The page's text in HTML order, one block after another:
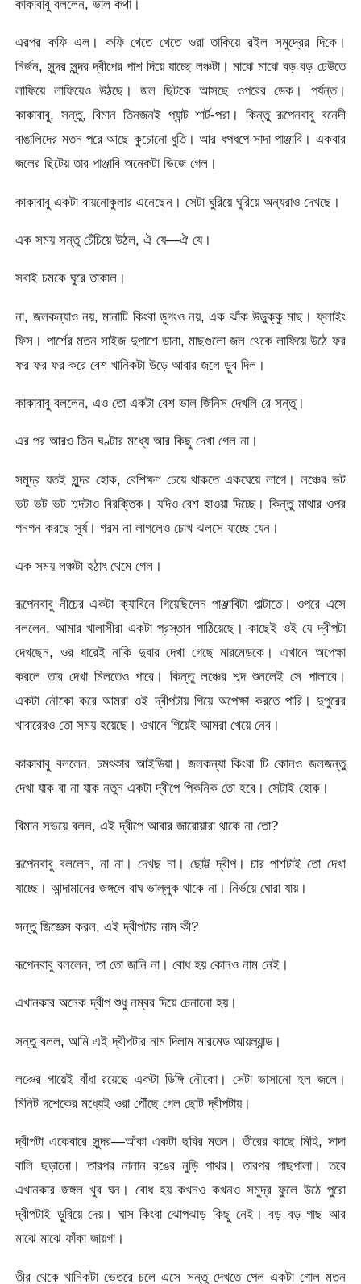
কাকাবাবু বললেন, ভাল কথা।
এরপর কফি এল। কফি খেতে খেতে ওরা তাকিয়ে রইল সমুদ্রের দিকে।
নির্জন, সুন্দর সুন্দর দ্বীপের পাশ দিয়ে যাচ্ছে লঞ্চটা। মাঝে মাঝে বড় বড় ঢেউতে
লাফিয়ে লাফিয়েও উঠছে। জল ছিটকে আসছে ওপরের ডেক। পর্যন্ত।
কাকাবাবু, সন্তু, বিমান তিনজনই প্যান্ট শার্ট-পরা। কিন্তু রূপেনবাবু বনেদী
বাঙালিদের মতন পরে আছে কুচোনো ধুতি। আর ধপধপে সাদা পাঞ্জাবি। একবার
জলের ছিটেয় তার পাঞ্জাবি অনেকটা ভিজে গেল।
কাকাবাবু একটা বায়নোকুলার এনেছেন। সেটা ঘুরিয়ে ঘুরিয়ে অন্যরাও দেখছে।
এক সময় সন্তু চেঁচিয়ে উঠল, ঐ যে—ঐ যে।
সবাই চমকে ঘুরে তাকাল।
না, জলকন্যাও নয়, মানাটি কিংবা ড়ুগংও নয়, এক ঝাঁক উড়ুক্কু মাছ। ফ্লাইং
ফিস। পার্শের মতন সাইজ দুপাশে ডানা, মাছগুলো জল থেকে লাফিয়ে উঠে ফর
ফর ফর ফর করে বেশ খানিকটা উড়ে আবার জলে ড়ুব দিল।
কাকাবাবু বললেন, এও তো একটা বেশ ভাল জিনিস দেখলি রে সন্তু।
এর পর আরও তিন ঘণ্টার মধ্যে আর কিছু দেখা গেল না।
সমুদ্র যতই সুন্দর হোক, বেশিক্ষণ চেয়ে থাকতে একঘেয়ে লাগে। লঞ্চের ভট
ভট ভট ভট শব্দটাও বিরক্তিক। যদিও বেশ হাওয়া দিচ্ছে। কিন্তু মাথার ওপর
গনগন করছে সূর্য। গরম না লাগলেও চোখ ঝলসে যাচ্ছে যেন।
এক সময় লঞ্চটা হঠাৎ থেমে গেল।
রূপেনবাবু নীচের একটা ক্যাবিনে গিয়েছিলেন পাঞ্জাবিটা পাল্টাতে। ওপরে এসে
বললেন, আমার খালাসীরা একটা প্রস্তাব পাঠিয়েছে। কাছেই ওই যে দ্বীপটা
দেখছেন, ওর ধারেই নাকি দুবার দেখা গেছে মারমেডকে। এখানে অপেক্ষা
করলে তার দেখা মিলতেও পারে। কিন্তু লঞ্চের শব্দ শুনলেই সে পালাবে।
একটা নৌকো করে আমরা ওই দ্বীপটায় গিয়ে অপেক্ষা করতে পারি। দুপুরের
খাবারেরও তো সময় হয়েছে। ওখানে গিয়েই আমরা খেয়ে নেব।
কাকাবাবু বললেন, চমৎকার আইডিয়া। জলকন্যা কিংবা টি কোনও জলজন্তু
দেখা যাক বা না যাক নতুন একটা দ্বীপে পিকনিক তো হবে। সেটাই হোক।
বিমান সভয়ে বলল, এই দ্বীপে আবার জারোয়ারা থাকে না তো?
রূপেনবাবু বললেন, না না। দেখছ না। ছোট্ট দ্বীপ। চার পাশটাই তো দেখা
যাচ্ছে। আন্দামানের জঙ্গলে বাঘ ভাল্লুক থাকে না। নির্ভয়ে ঘোরা যায়।
সন্তু জিজ্ঞেস করল, এই দ্বীপটার নাম কী?
রূপেনবাবু বললেন, তা তো জানি না। বোধ হয় কোনও নাম নেই।
এখানকার অনেক দ্বীপ শুধু নম্বর দিয়ে চেনানো হয়।
সন্তু বলল, আমি এই দ্বীপটার নাম দিলাম মারমেড আয়ল্যান্ড।
লঞ্চের গায়েই বাঁধা রয়েছে একটা ডিঙ্গি নৌকো। সেটা ভাসানো হল জলে।
মিনিট দশেকের মধ্যেই ওরা পৌঁছে গেল ছোট দ্বীপটায়।
দ্বীপটা একেবারে সুন্দর—আঁকা একটা ছবির মতন। তীরের কাছে মিহি, সাদা
বালি ছড়ানো। তারপর নানান রঙের নুড়ি পাথর। তারপর গাছপালা। তবে
এখানকার জঙ্গল খুব ঘন। বোধ হয় কখনও কখনও সমুদ্র ফুলে উঠে পুরো
দ্বীপটাই ড়ুবিয়ে দেয়। ঘাস কিংবা ঝোপঝাড় কিছু নেই। বড় বড় গাছ আর
মাঝে মাঝে ফাঁকা জায়গা।
তীর থেকে খানিকটা ভেতরে চলে এসে সন্তু দেখতে পেল একটা গোল মতন